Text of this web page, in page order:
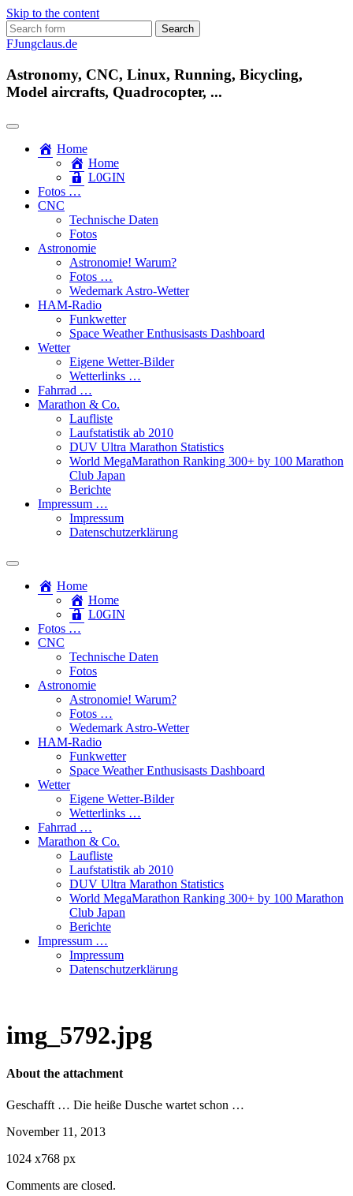
Skip to the content
Search
for:
FJungclaus.de
Astronomy, CNC, Linux, Running, Bicycling,
Model aircrafts, Quadrocopter, ...
Home
Home
L​0​​GIN
Fotos …
CNC
Technische Daten
Fotos
Astronomie
Astronomie! Warum?
Fotos …
Wedemark Astro-Wetter
HAM-Radio
Funkwetter
Space Weather Enthusisasts Dashboard
Wetter
Eigene Wetter-Bilder
Wetterlinks …
Fahrrad …
Marathon & Co.
Laufliste
Laufstatistik ab 2010
DUV Ultra Marathon Statistics
World MegaMarathon Ranking 300+ by 100 Marathon
Club Japan
Berichte
Impressum …
Impressum
Datenschutzerklärung
Toggle
search
field
Home
Home
L​0​​GIN
Fotos …
CNC
Technische Daten
Fotos
Astronomie
Astronomie! Warum?
Fotos …
Wedemark Astro-Wetter
HAM-Radio
Funkwetter
Space Weather Enthusisasts Dashboard
Wetter
Eigene Wetter-Bilder
Wetterlinks …
Fahrrad …
Marathon & Co.
Laufliste
Laufstatistik ab 2010
DUV Ultra Marathon Statistics
World MegaMarathon Ranking 300+ by 100 Marathon
Club Japan
Berichte
Impressum …
Impressum
Datenschutzerklärung
img_5792.jpg
About the attachment
Geschafft … Die heiße Dusche wartet schon …
November 11, 2013
1024 x768 px
Comments are closed.